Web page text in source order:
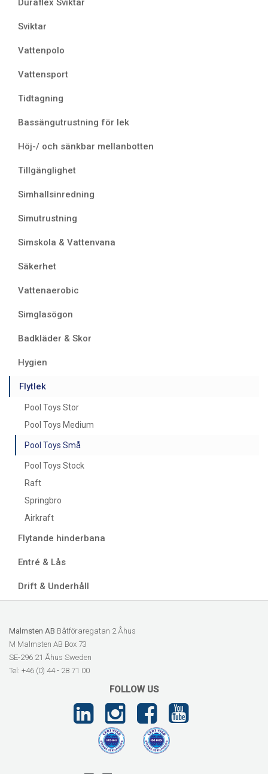
Duraflex Sviktar
Sviktar
Vattenpolo
Vattensport
Tidtagning
Bassängutrustning för lek
Höj-/ och sänkbar mellanbotten
Tillgänglighet
Simhallsinredning
Simutrustning
Simskola & Vattenvana
Säkerhet
Vattenaerobic
Simglasögon
Badkläder & Skor
Hygien
Flytlek
Pool Toys Stor
Pool Toys Medium
Pool Toys Små
Pool Toys Stock
Raft
Springbro
Airkraft
Flytande hinderbana
Entré & Lås
Drift & Underhåll
Malmsten AB Båtföraregatan 2 Åhus
M Malmsten AB Box 73
SE-296 21 Åhus Sweden
Tel: +46 (0) 44 - 28 71 00
FOLLOW US